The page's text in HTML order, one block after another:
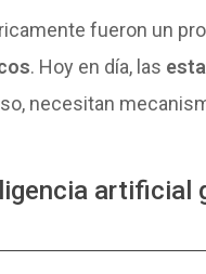
fueron un
. Hoy en día, las
necesitan
artificial